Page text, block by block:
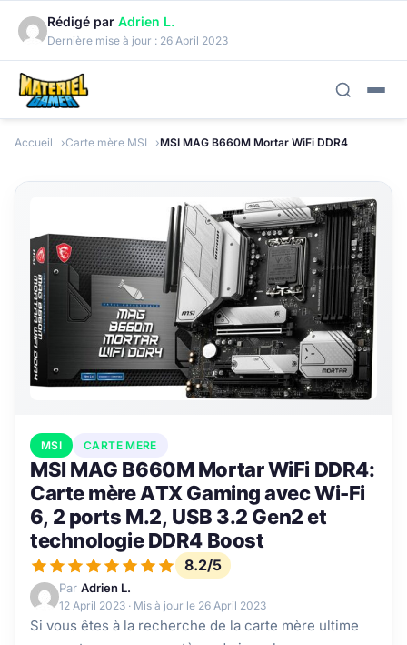
Rédigé par Adrien L.
Dernière mise à jour : 26 April 2023
Accueil Carte mère MSI MSI MAG B660M Mortar WiFi DDR4
MSI CARTE MERE
MSI MAG B660M Mortar WiFi DDR4:
Carte mère ATX Gaming avec Wi-Fi
6, 2 ports M.2, USB 3.2 Gen2 et
technologie DDR4 Boost
8.2/5
Par Adrien L.
12 April 2023 · Mis à jour le 26 April 2023
Si vous êtes à la recherche de la carte mère ultime